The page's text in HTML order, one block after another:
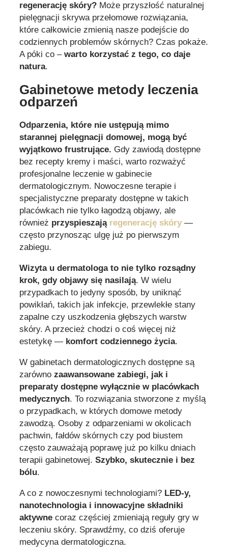
regenerację skóry? Może przyszłość naturalnej
pielęgnacji skrywa przełomowe rozwiązania,
które całkowicie zmienią nasze podejście do
codziennych problemów skórnych? Czas pokaże.
A póki co – warto korzystać z tego, co daje
natura.
Gabinetowe metody leczenia
odparzeń
Odparzenia, które nie ustępują mimo
starannej pielęgnacji domowej, mogą być
wyjątkowo frustrujące. Gdy zawiodą dostępne
bez recepty kremy i maści, warto rozważyć
profesjonalne leczenie w gabinecie
dermatologicznym. Nowoczesne terapie i
specjalistyczne preparaty dostępne w takich
placówkach nie tylko łagodzą objawy, ale
również przyspieszają regenerację skóry —
często przynosząc ulgę już po pierwszym
zabiegu.
Wizyta u dermatologa to nie tylko rozsądny
krok, gdy objawy się nasilają. W wielu
przypadkach to jedyny sposób, by uniknąć
powikłań, takich jak infekcje, przewlekłe stany
zapalne czy uszkodzenia głębszych warstw
skóry. A przecież chodzi o coś więcej niż
estetykę — komfort codziennego życia.
W gabinetach dermatologicznych dostępne są
zarówno zaawansowane zabiegi, jak i
preparaty dostępne wyłącznie w placówkach
medycznych. To rozwiązania stworzone z myślą
o przypadkach, w których domowe metody
zawodzą. Osoby z odparzeniami w okolicach
pachwin, fałdów skórnych czy pod biustem
często zauważają poprawę już po kilku dniach
terapii gabinetowej. Szybko, skutecznie i bez
bólu.
A co z nowoczesnymi technologiami? LED-y,
nanotechnologia i innowacyjne składniki
aktywne coraz częściej zmieniają reguły gry w
leczeniu skóry. Sprawdźmy, co dziś oferuje
medycyna dermatologiczna.